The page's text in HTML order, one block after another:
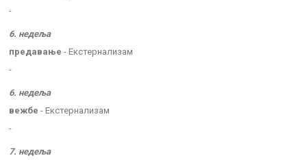
-
6. недеља
предавање - Екстернализам
-
6. недеља
вежбе - Екстернализам
-
7. недеља